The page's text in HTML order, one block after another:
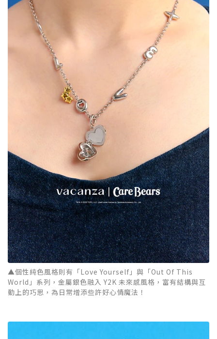
▲個性純色風格則有「Love Yourself」與「Out Of This
World」系列，金屬銀色融入 Y2K 未來感風格，富有結構與互
動上的巧思，為日常增添些許好心情魔法！